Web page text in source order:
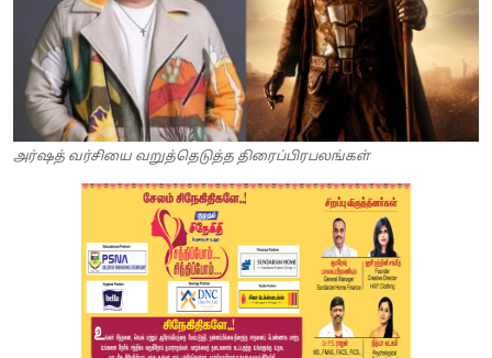
அர்ஷத் வர்சியை வறுத்தெடுத்த திரைப்பிரபலங்கள்